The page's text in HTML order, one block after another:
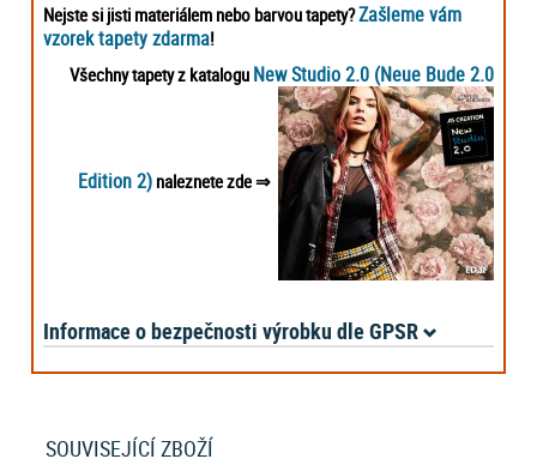
Nejste si jisti materiálem nebo barvou tapety?Zašleme vám
vzorek tapety zdarma!
Všechny tapety z katalogu New Studio 2.0 (Neue Bude 2.0
Edition 2)naleznete zde⇒
Informace o bezpečnosti výrobku dle GPSR
SOUVISEJÍCÍ ZBOŽÍ